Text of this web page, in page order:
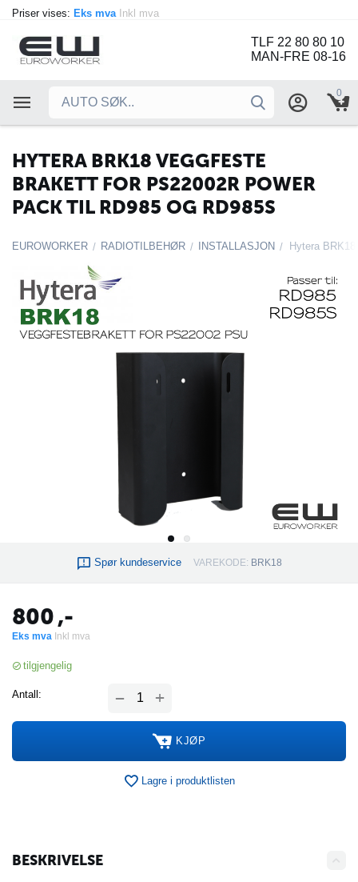
Priser vises: Eks mva Inkl mva
TLF 22 80 80 10
MAN-FRE 08-16
0
HYTERA BRK18 VEGGFESTE
BRAKETT FOR PS22002R POWER
PACK TIL RD985 OG RD985S
EUROWORKER / RADIOTILBEHØR / INSTALLASJON /
Spør kundeservice VAREKODE: BRK18
800,-
Eks mva Inkl mva
tilgjengelig
Antall: +
−
KJØP
Lagre i produktlisten
BESKRIVELSE